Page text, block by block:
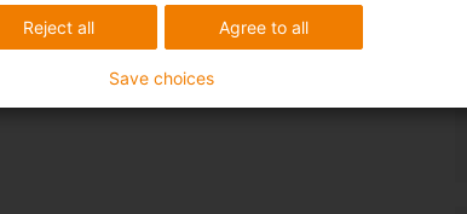
Agree to all
Reject all
Save choices